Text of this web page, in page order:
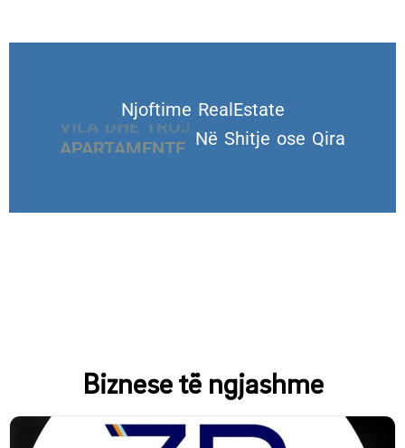
Njoftime RealEstate
VILA DHE TROJE